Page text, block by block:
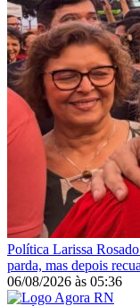
Política Larissa
parda, mas depois recua
06/08/2026 às 05:36